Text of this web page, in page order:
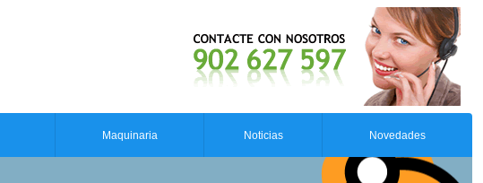
Maquinaria Noticias Novedades